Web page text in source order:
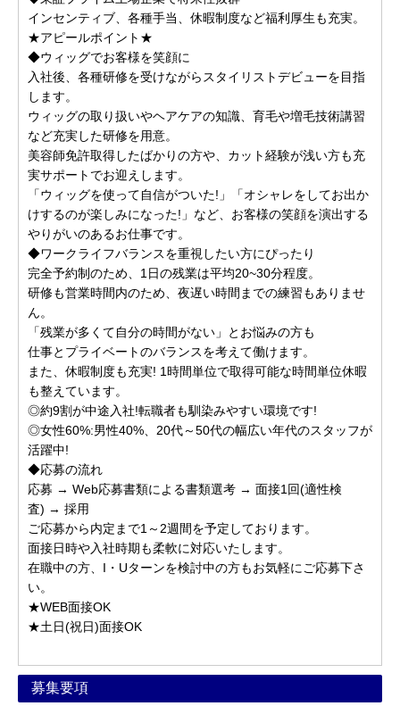
インセンティブ、各種手当、休暇制度など福利厚生も充実。
★アピールポイント★
◆ウィッグでお客様を笑顔に
入社後、各種研修を受けながらスタイリストデビューを目指
します。
ウィッグの取り扱いやヘアケアの知識、育毛や増毛技術講習
など充実した研修を用意。
美容師免許取得したばかりの方や、カット経験が浅い方も充
実サポートでお迎えします。
「ウィッグを使って自信がついた!」「オシャレをしてお出か
けするのが楽しみになった!」など、お客様の笑顔を演出する
やりがいのあるお仕事です。
◆ワークライフバランスを重視したい方にぴったり
完全予約制のため、1日の残業は平均20~30分程度。
研修も営業時間内のため、夜遅い時間までの練習もありませ
ん。
「残業が多くて自分の時間がない」とお悩みの方も
仕事とプライベートのバランスを考えて働けます。
また、休暇制度も充実! 1時間単位で取得可能な時間単位休暇
も整えています。
◎約9割が中途入社!転職者も馴染みやすい環境です!
◎女性60%:男性40%、20代～50代の幅広い年代のスタッフが
活躍中!
◆応募の流れ
応募 → Web応募書類による書類選考 → 面接1回(適性検
査) → 採用
ご応募から内定まで1～2週間を予定しております。
面接日時や入社時期も柔軟に対応いたします。
在職中の方、I・Uターンを検討中の方もお気軽にご応募下さ
い。
★WEB面接OK
★土日(祝日)面接OK
募集要項